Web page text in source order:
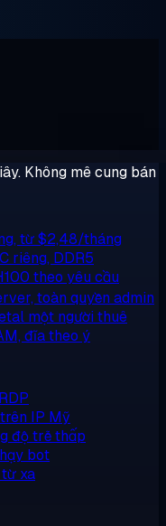
Không mê cung bán
từ $2,48/tháng
riêng, DDR5
theo yêu cầu
toàn quyền admin
một người thuê
đĩa theo ý
IP Mỹ
độ trễ thấp
bot
xa